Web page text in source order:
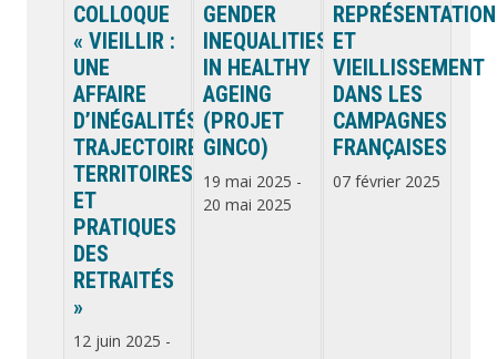
COLLOQUE
« VIEILLIR :
UNE
AFFAIRE
D’INÉGALITÉS.
TRAJECTOIRES,
TERRITOIRES
ET
PRATIQUES
DES
RETRAITÉS
»
12 juin 2025 -
GENDER
INEQUALITIES
IN HEALTHY
AGEING
(PROJET
GINCO)
19 mai 2025 -
20 mai 2025
ET
VIEILLISSEMENT
DANS LES
CAMPAGNES
FRANÇAISES
07 février 2025